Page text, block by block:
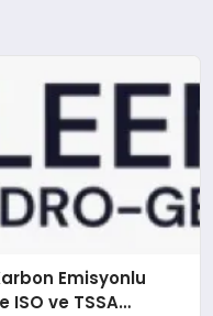
Emisyonlu
ISO ve TSSA